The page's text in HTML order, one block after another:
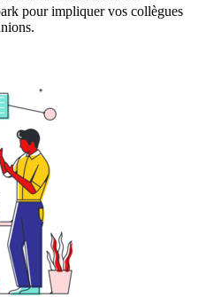
pour impliquer vos collègues